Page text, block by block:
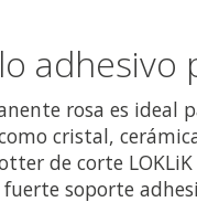
adhesivo
rosa es ideal
cristal,
de corte
soporte